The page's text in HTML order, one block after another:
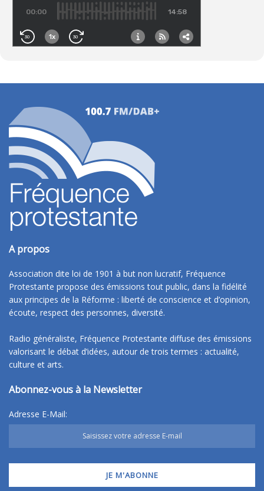
A propos
Association dite loi de 1901 à but non lucratif, Fréquence
Protestante propose des émissions tout public, dans la fidélité
aux principes de la Réforme : liberté de conscience et d’opinion,
écoute, respect des personnes, diversité.
Radio généraliste, Fréquence Protestante diffuse des émissions
valorisant le débat d’idées, autour de trois termes : actualité,
culture et arts.
Abonnez-vous à la Newsletter
Adresse E-Mail: